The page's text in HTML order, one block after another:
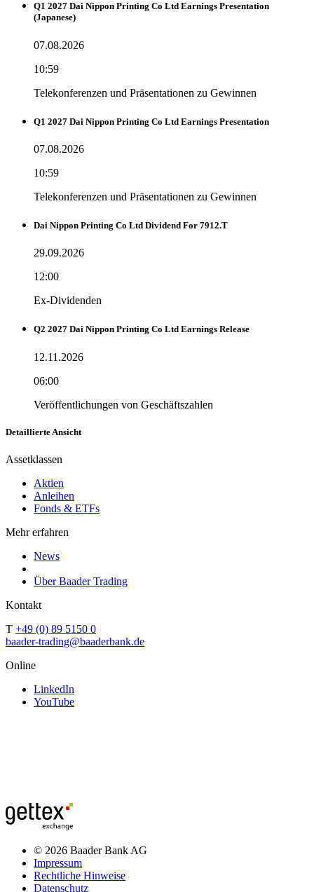
Q1 2027 Dai Nippon Printing Co Ltd Earnings Presentation
(Japanese)
07.08.2026
10:59
Telekonferenzen und Präsentationen zu Gewinnen
Q1 2027 Dai Nippon Printing Co Ltd Earnings Presentation
07.08.2026
10:59
Telekonferenzen und Präsentationen zu Gewinnen
Dai Nippon Printing Co Ltd Dividend For 7912.T
29.09.2026
12:00
Ex-Dividenden
Q2 2027 Dai Nippon Printing Co Ltd Earnings Release
12.11.2026
06:00
Veröffentlichungen von Geschäftszahlen
Detaillierte Ansicht
Assetklassen
Aktien
Anleihen
Fonds & ETFs
Mehr erfahren
News
Über Baader Trading
Kontakt
T +49 (0) 89 5150 0
baader-trading@baaderbank.de
Online
LinkedIn
YouTube
© 2026 Baader Bank AG
Impressum
Rechtliche Hinweise
Datenschutz